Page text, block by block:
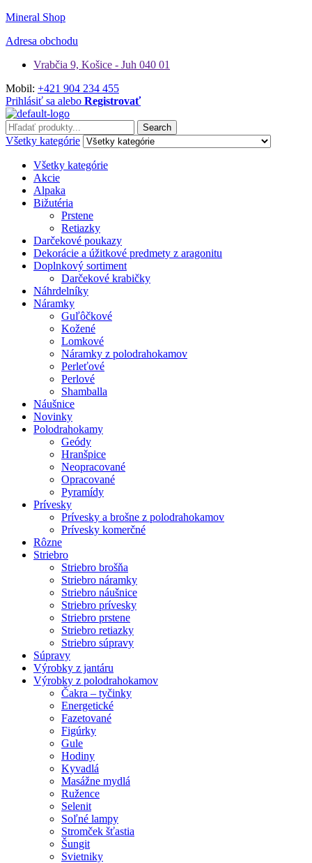
Mineral Shop
Adresa obchodu
Vrabčia 9, Košice - Juh 040 01
Mobil: +421 904 234 455
Prihlásiť sa alebo Registrovať
Hľadať: Search
Všetky kategórie
Všetky kategórie
Akcie
Alpaka
Bižutéria
Prstene
Retiazky
Darčekové poukazy
Dekorácie a úžitkové predmety z aragonitu
Doplnkový sortiment
Darčekové krabičky
Náhrdelníky
Náramky
Guľôčkové
Kožené
Lomkové
Náramky z polodrahokamov
Perleťové
Perlové
Shamballa
Náušnice
Novinky
Polodrahokamy
Geódy
Hranšpice
Neopracované
Opracované
Pyramídy
Prívesky
Prívesky a brošne z polodrahokamov
Prívesky komerčné
Rôzne
Striebro
Striebro brošňa
Striebro náramky
Striebro náušnice
Striebro prívesky
Striebro prstene
Striebro retiazky
Striebro súpravy
Súpravy
Výrobky z jantáru
Výrobky z polodrahokamov
Čakra – tyčinky
Energetické
Fazetované
Figúrky
Gule
Hodiny
Kyvadlá
Masážne mydlá
Ružence
Selenit
Soľné lampy
Stromček šťastia
Šungit
Svietniky